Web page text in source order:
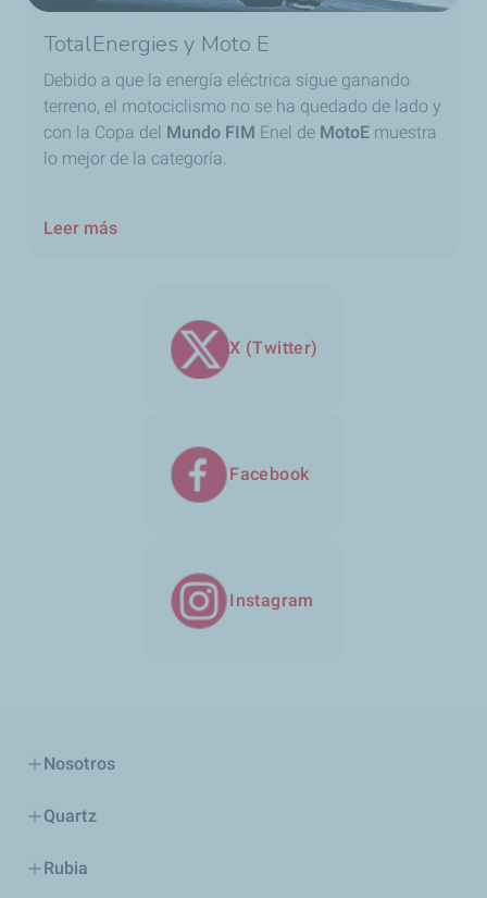
TotalEnergies y Moto E
Debido a que la energía eléctrica sigue ganando
terreno, el motociclismo no se ha quedado de lado y
con la Copa del Mundo FIM Enel de MotoE muestra
lo mejor de la categoría.
Leer más
X (Twitter)
Facebook
Instagram
Nosotros
Quartz
Rubia